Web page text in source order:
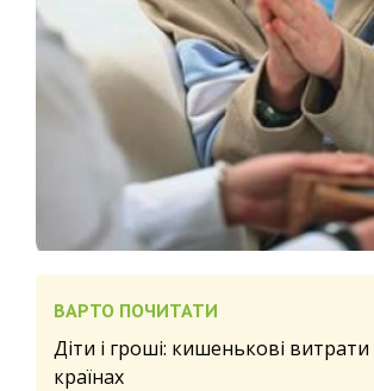
ВАРТО ПОЧИТАТИ
Діти і гроші: кишенькові витрати
країнах